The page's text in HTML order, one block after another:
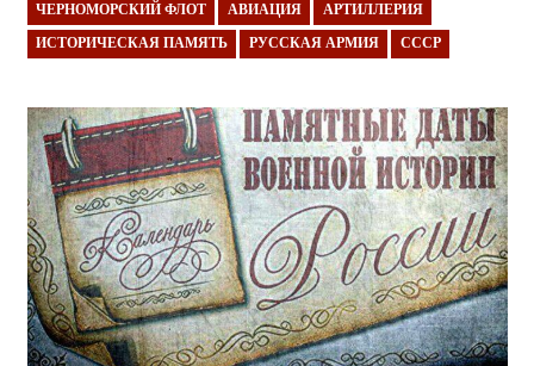
ЧЕРНОМОРСКИЙ ФЛОТ АВИАЦИЯ АРТИЛЛЕРИЯ
ИСТОРИЧЕСКАЯ ПАМЯТЬ РУССКАЯ АРМИЯ СССР